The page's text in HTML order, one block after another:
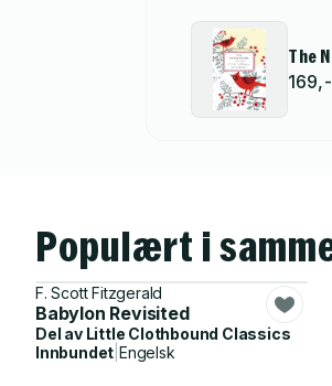
The
169,-
Populært i
F. Scott Fitzgerald
Babylon Revisited
Del av Little Clothbound Classics
Innbundet |Engelsk